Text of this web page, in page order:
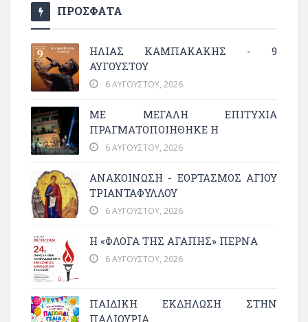
ΠΡΟΣΦΑΤΑ
ΗΛΙΑΣ ΚΑΜΠΑΚΑΚΗΣ - 9
ΑΥΓΟΥΣΤΟΥ
6 ΑΥΓΟΎΣΤΟΥ, 2026
ΜΕ ΜΕΓΆΛΗ ΕΠΙΤΥΧΊΑ
ΠΡΑΓΜΑΤΟΠΟΙΉΘΗΚΕ Η
6 ΑΥΓΟΎΣΤΟΥ, 2026
ΑΝΑΚΟΙΝΩΣΗ - ΕΟΡΤΑΣΜΟΣ ΑΓΙΟΥ
ΤΡΙΑΝΤΑΦΥΛΛΟΥ
6 ΑΥΓΟΎΣΤΟΥ, 2026
Η «ΦΛΌΓΑ ΤΗΣ ΑΓΆΠΗΣ» ΠΕΡΝΆ
6 ΑΥΓΟΎΣΤΟΥ, 2026
ΠΑΙΔΙΚΗ ΕΚΔΗΛΩΣΗ ΣΤΗΝ
ΠΑΛΙΟΥΡΙΑ